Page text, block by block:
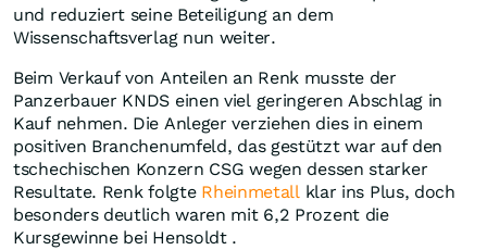
und reduziert seine Beteiligung an dem
Wissenschaftsverlag nun weiter.
Beim Verkauf von Anteilen an Renk musste der
Panzerbauer KNDS einen viel geringeren Abschlag in
Kauf nehmen. Die Anleger verziehen dies in einem
positiven Branchenumfeld, das gestützt war auf den
tschechischen Konzern CSG wegen dessen starker
Resultate. Renk folgte Rheinmetallklar ins Plus, doch
besonders deutlich waren mit 6,2 Prozent die
Kursgewinne bei Hensoldt .